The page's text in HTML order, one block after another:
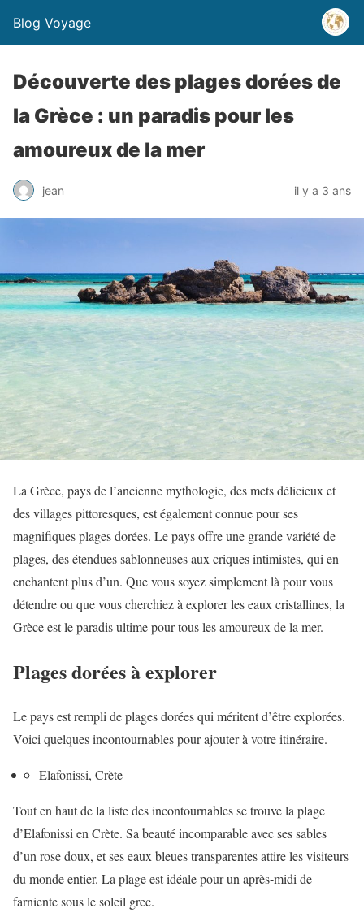
Blog Voyage
Découverte des plages dorées de
la Grèce : un paradis pour les
amoureux de la mer
jean il y a 3 ans
La Grèce, pays de l’ancienne mythologie, des mets délicieux et
des villages pittoresques, est également connue pour ses
magnifiques plages dorées. Le pays offre une grande variété de
plages, des étendues sablonneuses aux criques intimistes, qui en
enchantent plus d’un. Que vous soyez simplement là pour vous
détendre ou que vous cherchiez à explorer les eaux cristallines, la
Grèce est le paradis ultime pour tous les amoureux de la mer.
Plages dorées à explorer
Le pays est rempli de plages dorées qui méritent d’être explorées.
Voici quelques incontournables pour ajouter à votre itinéraire.
Elafonissi, Crète
Tout en haut de la liste des incontournables se trouve la plage
d’Elafonissi en Crète. Sa beauté incomparable avec ses sables
d’un rose doux, et ses eaux bleues transparentes attire les visiteurs
du monde entier. La plage est idéale pour un après-midi de
farniente sous le soleil grec.